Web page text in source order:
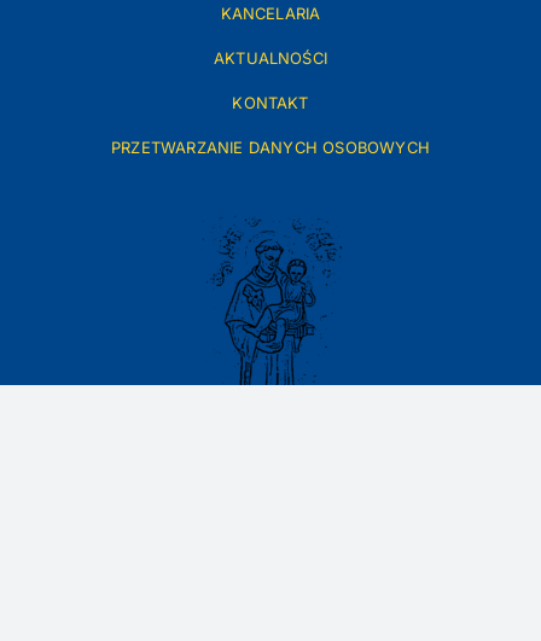
KANCELARIA
AKTUALNOŚCI
KONTAKT
PRZETWARZANIE DANYCH OSOBOWYCH